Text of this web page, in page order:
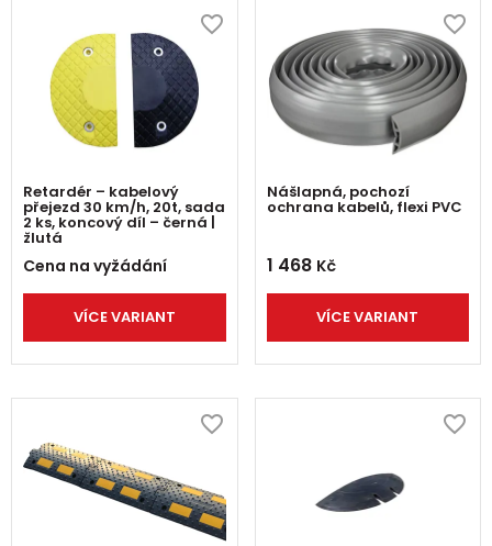
Retardér – kabelový
přejezd 30 km/h, 20t, sada
2 ks, koncový díl – černá |
žlutá
Cena na vyžádání
VÍCE VARIANT
Nášlapná, pochozí
ochrana kabelů, flexi PVC
1 468 Kč
VÍCE VARIANT